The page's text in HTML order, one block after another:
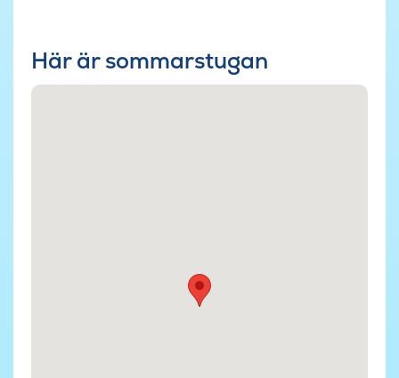
Här är sommarstugan